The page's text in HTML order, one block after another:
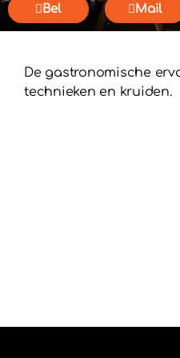
Bel Mail
De gastronomische
technieken en kruiden.